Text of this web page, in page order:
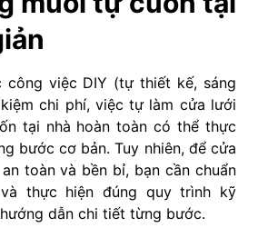
công việc DIY (tự thiết kế, sáng
chi phí, việc tự làm cửa lưới
tại nhà hoàn toàn có thể thực
bước cơ bản. Tuy nhiên, để cửa
toàn và bền bỉ, bạn cần chuẩn
thực hiện đúng quy trình kỹ
dẫn chi tiết từng bước.